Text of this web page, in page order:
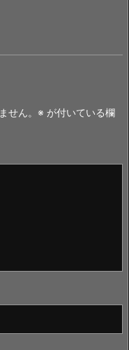
せん。 ※ が付いている欄